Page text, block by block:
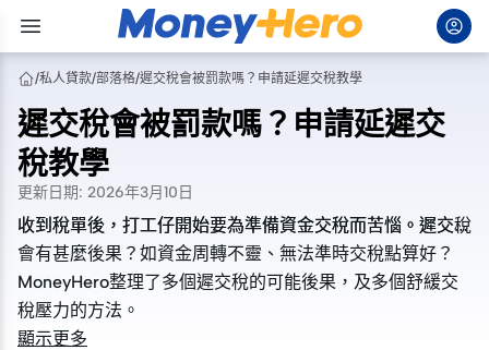
/私人貸款/部落格/遲交稅會被罰款嗎？申請延遲交稅教學
遲交稅會被罰款嗎？申請延遲交
稅教學
更新日期: 2026年3月10日
收到稅單後，打工仔開始要為準備資金交稅而苦惱。遲交稅
會有甚麼後果？如資金周轉不靈、無法準時交稅點算好？
MoneyHero整理了多個遲交稅的可能後果，及多個舒緩交
稅壓力的方法。
收到稅單後，打工仔開始要為準備資金交稅而苦惱。遲交稅
會有甚麼後果？如資金周轉不靈、無法準時交稅點算好？
MoneyHero整理了多個遲交稅的可能後果，及多個舒緩交
稅壓力的方法。
顯示更多